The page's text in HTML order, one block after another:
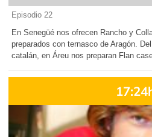
Episodio 22
En Senegüé nos ofrecen Rancho y
preparados con ternasco de Aragón.
catalán, en Áreu nos preparan Flan